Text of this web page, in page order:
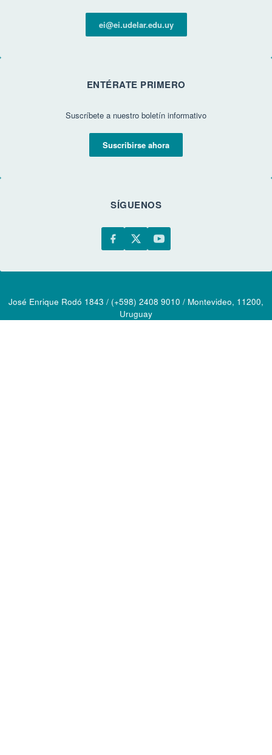
ei@ei.udelar.edu.uy
ENTÉRATE PRIMERO
Suscríbete a nuestro boletín informativo
Suscribirse ahora
SÍGUENOS
José Enrique Rodó 1843 / (+598) 2408 9010 / Montevideo, 11200,
Uruguay